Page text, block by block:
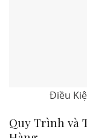
Điều
Quy Trình và